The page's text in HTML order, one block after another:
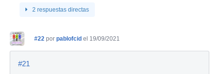
2 respuestas directas
#22 por pablofcid el 19/09/2021
#21